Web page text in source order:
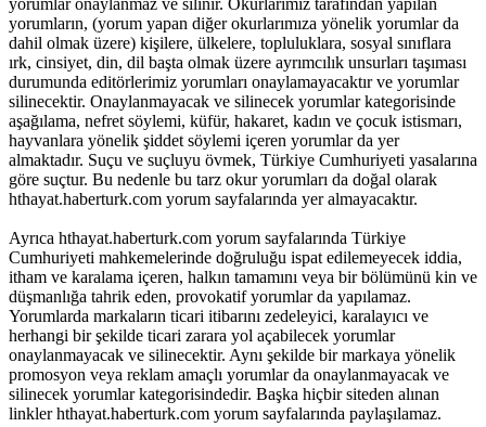
yorumların, (yorum yapan diğer okurlarımıza yönelik yorumlar da
dahil olmak üzere) kişilere, ülkelere, topluluklara, sosyal sınıflara
ırk, cinsiyet, din, dil başta olmak üzere ayrımcılık unsurları taşıması
durumunda editörlerimiz yorumları onaylamayacaktır ve yorumlar
silinecektir. Onaylanmayacak ve silinecek yorumlar kategorisinde
aşağılama, nefret söylemi, küfür, hakaret, kadın ve çocuk istismarı,
hayvanlara yönelik şiddet söylemi içeren yorumlar da yer
almaktadır. Suçu ve suçluyu övmek, Türkiye Cumhuriyeti yasalarına
göre suçtur. Bu nedenle bu tarz okur yorumları da doğal olarak
hthayat.haberturk.com yorum sayfalarında yer almayacaktır.
Ayrıca hthayat.haberturk.com yorum sayfalarında Türkiye
Cumhuriyeti mahkemelerinde doğruluğu ispat edilemeyecek iddia,
itham ve karalama içeren, halkın tamamını veya bir bölümünü kin ve
düşmanlığa tahrik eden, provokatif yorumlar da yapılamaz.
Yorumlarda markaların ticari itibarını zedeleyici, karalayıcı ve
herhangi bir şekilde ticari zarara yol açabilecek yorumlar
onaylanmayacak ve silinecektir. Aynı şekilde bir markaya yönelik
promosyon veya reklam amaçlı yorumlar da onaylanmayacak ve
silinecek yorumlar kategorisindedir. Başka hiçbir siteden alınan
linkler hthayat.haberturk.com yorum sayfalarında paylaşılamaz.